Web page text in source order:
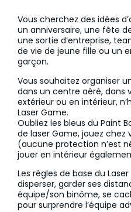
Vous cherchez des idées
un anniversaire, une fête
une sortie d’entreprise,
de vie de jeune fille ou un
garçon.
Vous souhaitez organiser
dans un centre aéré, dans
extérieur ou en intérieur,
Laser Game.
Oubliez les bleus du Paint
de laser Game, jouez chez
(aucune protection n’est
jouer en intérieur
Les règles de base du
disperser, garder ses
équipe/son binôme, se
pour surprendre l’équipe